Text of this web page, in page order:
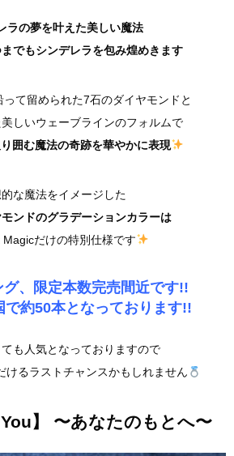
ラの夢を叶えた美しい魔法
でもシンデレラを包み煌めきます
って留められた7石のダイヤモンドと
しいウェーブラインのフォルムで
囲む魔法の奇跡を華やかに表現
な魔法をイメージした
ンドのグラデーションカラーは
Magicだけの特別仕様です
グ、限定本数完売間近です!!
で約50本となっております!!
も人気となっておりますので
けるラストチャンスかもしれません
】 〜あなたのもとへ〜